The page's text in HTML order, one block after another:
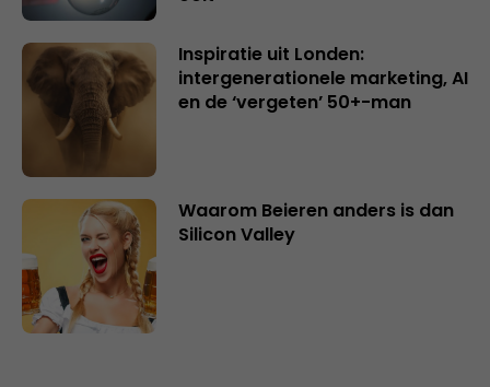
Inspiratie uit Londen:
intergenerationele marketing, AI
en de ‘vergeten’ 50+-man
Waarom Beieren anders is dan
Silicon Valley